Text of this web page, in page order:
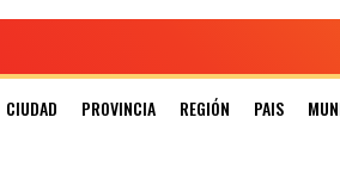
CIUDAD PROVINCIA REGIÓN PAIS